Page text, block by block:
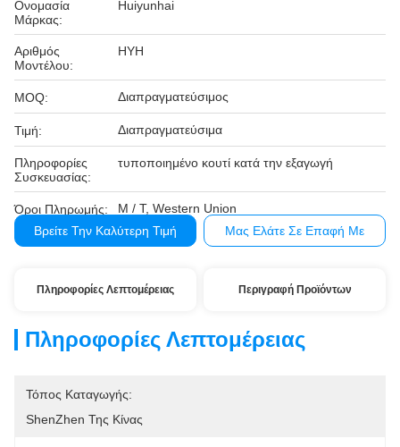
Ονομασία
Μάρκας:
Huiyunhai
Αριθμός
Μοντέλου:
HYH
MOQ: Διαπραγματεύσιμος
Τιμή: Διαπραγματεύσιμα
Πληροφορίες
Συσκευασίας:
τυποποιημένο κουτί κατά την εξαγωγή
Όροι Πληρωμής:
Μ / Τ, Western Union
Βρείτε Την Καλύτερη Τιμή
Μας Ελάτε Σε Επαφή Με
Πληροφορίες Λεπτομέρειας Περιγραφή Προϊόντων
Πληροφορίες Λεπτομέρειας
Τόπος Καταγωγής:
ShenZhen Της Κίνας